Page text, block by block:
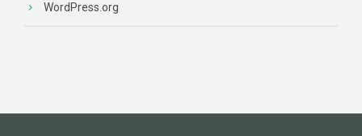
WordPress.org